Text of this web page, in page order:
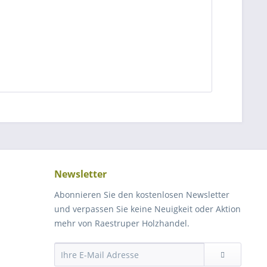
Newsletter
Abonnieren Sie den kostenlosen Newsletter
und verpassen Sie keine Neuigkeit oder Aktion
mehr von Raestruper Holzhandel.